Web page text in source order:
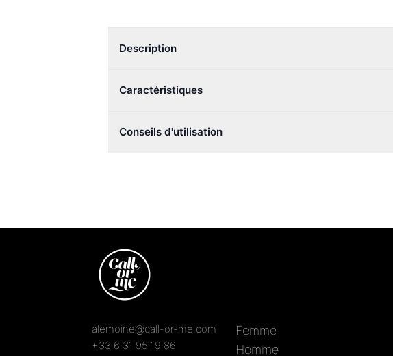
Description
Caractéristiques
Conseils d'utilisation
alemoine@call-or-me.com
+33 6 31 95 19 86
Femme
Homme